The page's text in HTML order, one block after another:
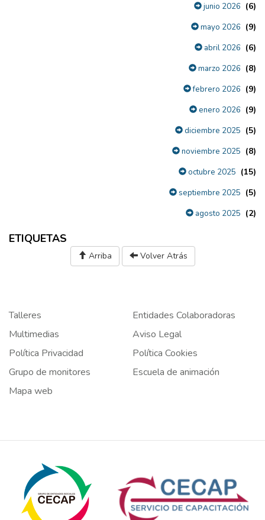
junio 2026 (6)
mayo 2026 (9)
abril 2026 (6)
marzo 2026 (8)
febrero 2026 (9)
enero 2026 (9)
diciembre 2025 (5)
noviembre 2025 (8)
octubre 2025 (15)
septiembre 2025 (5)
agosto 2025 (2)
ETIQUETAS
Arriba Volver Atrás
Talleres
Entidades Colaboradoras
Multimedias
Aviso Legal
Política Privacidad
Política Cookies
Grupo de monitores
Escuela de animación
Mapa web